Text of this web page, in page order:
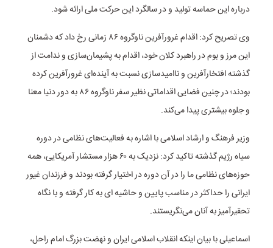
درباره این حماسه تولید و در سالگرد این حرکت ملی ارائه شود.
وی تصریح کرد: اقدام غرورآفرین ناوگروه ۸۶ زمانی رخ داد که دشمنان
این مرز و بوم در راهبرد کلان خود، اقدام به پشیمان‌سازی و ندامت از
گذشته افتخارآفرین و ناامیدسازی نسبت به آینده‌ای غرورآفرین کرده
بودند؛ در چنین فضایی اقداماتی نظیر سفر ناوگروه ۸۶ به دور دنیا معنا
و جلوه بیشتری پیدا می‌کند.
وزیر فرهنگ و ارشاد اسلامی با اشاره به فعالیت‌های نظامی در دوره
سیاه رژیم گذشته تاکید کرد: نزدیک به ۶۰ هزار مستشار آمریکایی، همه
حوزه‌های نظامی ما را در آن دوره در اختیار گرفته بودند و فرزندان غیور
ایرانی را حداکثر در مناسب پایین و حاشیه ای به کار گرفته و با نگاه
تحقیرآمیز به آنان می‌نگریستند.
اسماعیلی با بیان اینکه انقلاب اسلامی ایران و نهضت بزرگ امام راحل،